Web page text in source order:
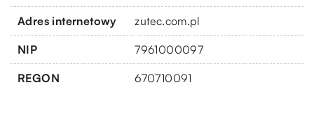
Adres internetowy zutec.com.pl
NIP 7961000097
REGON 670710091